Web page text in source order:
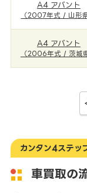
A4 アバント
（2007年式 / 山形
A4 アバント
（2006年式 / 茨城
カンタン4ステッ
車買取の